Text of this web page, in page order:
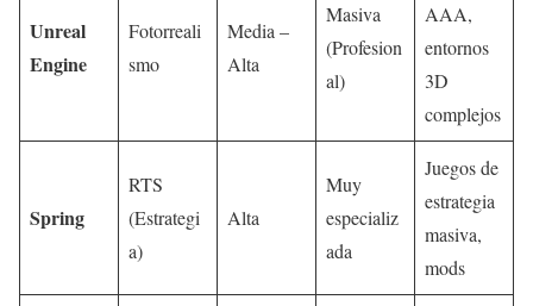
Unreal
Engine
Fotorreali
smo
Media –
Alta
Masiva
(Profesion
al)
AAA,
entornos
3D
complejos
Spring
RTS
(Estrategi
a)
Alta
Muy
especializ
ada
Juegos de
estrategia
masiva,
mods